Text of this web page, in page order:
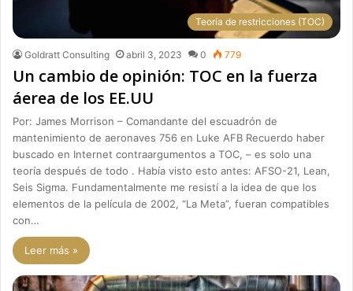
Teoría de restricciones (TOC)
Goldratt Consulting abril 3, 2023 0 779
Un cambio de opinión: TOC en la fuerza
áerea de los EE.UU
Por: James Morrison – Comandante del escuadrón de
mantenimiento de aeronaves 756 en Luke AFB Recuerdo haber
buscado en Internet contraargumentos a TOC, – es solo una
teoría después de todo . Había visto esto antes: AFSO-21, Lean,
Seis Sigma. Fundamentalmente me resistí a la idea de que los
elementos de la película de 2002, “La Meta”, fueran compatibles
con…
Leer más »